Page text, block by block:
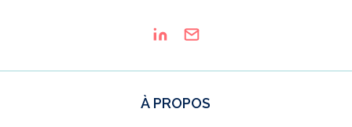
À PROPOS